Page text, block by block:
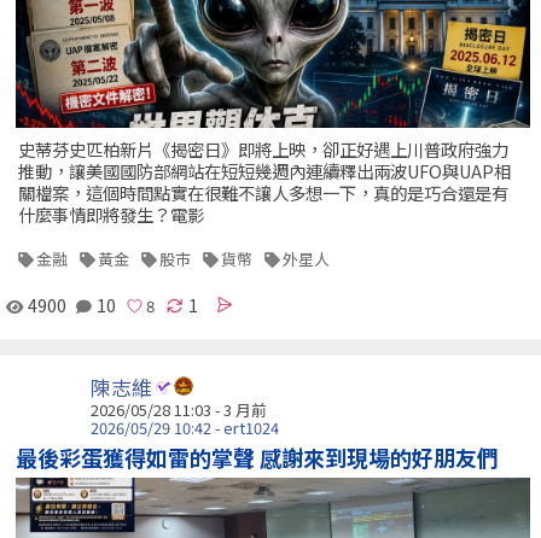
史蒂芬史匹柏新片《揭密日》即將上映，卻正好遇上川普政府強力
推動，讓美國國防部網站在短短幾週內連續釋出兩波UFO與UAP相
關檔案，這個時間點實在很難不讓人多想一下，真的是巧合還是有
什麼事情即將發生？電影
金融 黃金 股市 貨幣 外星人
4900 10 1
陳志維
2026/05/28 11:03 - 3 月前
2026/05/29 10:42 - ert1024
最後彩蛋獲得如雷的掌聲 感謝來到現場的好朋友們